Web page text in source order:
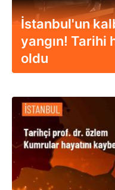
İstanbul'un
yangın! Tarihi
oldu
29.05.2024